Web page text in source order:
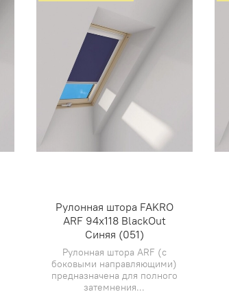
Рулонная штора FAKRO
ARF 94х118 BlackOut
Синяя (051)
Рулонная штора ARF (с
боковыми направляющими)
предназначена для полного
затемнения...